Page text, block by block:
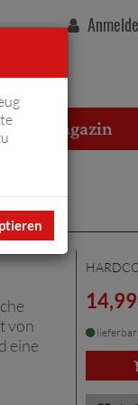
Magazin
von
eine
lieferbar